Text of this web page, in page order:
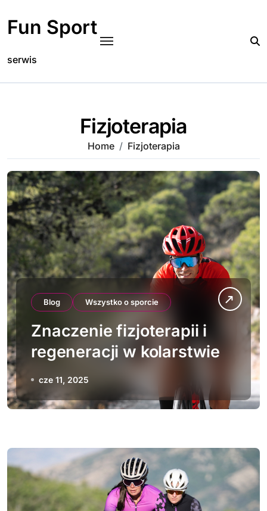
content
Fun Sport
serwis
Fizjoterapia
Home Fizjoterapia
Blog Wszystko o sporcie
Znaczenie fizjoterapii i
regeneracji w kolarstwie
cze 11, 2025